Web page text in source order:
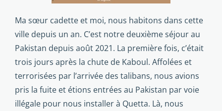
Ma sœur cadette et moi, nous habitons dans cette
ville de­puis un an. C’est notre deuxième séjour au
Pakistan depuis août 2021. La première fois, c’était
trois jours après la chute de Kaboul. Affolées et
terrorisées par l’arrivée des talibans, nous avions
pris la fuite et étions entrées au Pakistan par voie
illégale pour nous installer à Quetta. Là, nous